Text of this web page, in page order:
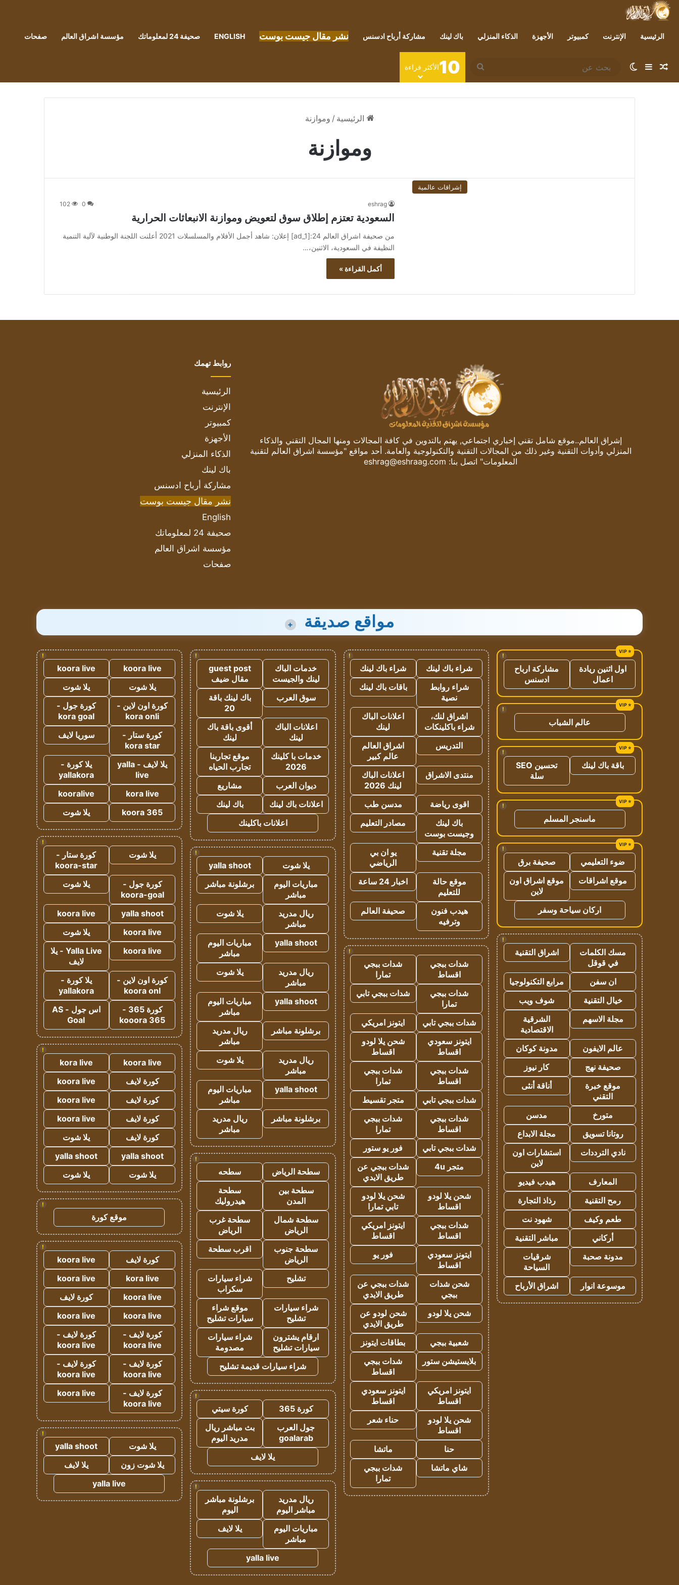
الرئيسية الإنترنت كمبيوتر الأجهزة الذكاء المنزلي باك لينك مشاركة أرباح ادسنس نشر مقال جيست بوست ENGLISH صحيفة 24 لمعلوماتك مؤسسة اشراق العالم صفحات
مقال عشوائي
إضافة عمود جانبي
الوضع المظلم
بحث
عن
10الأكثر قراءة
الرئيسية / وموازنة
وموازنة
إشراقات عالمية
eshrag
0
102
السعودية تعتزم إطلاق سوق لتعويض وموازنة الانبعاثات الحرارية
من صحيفة اشراق العالم 24:[ad_1] إعلان: شاهد أجمل الأفلام والمسلسلات 2021 أعلنت اللجنة الوطنية لآلية التنمية
النظيفة في السعودية، الاثنين،…
أكمل القراءة »
إشراق العالم..موقع شامل تقني إخباري اجتماعي, يهتم بالتدوين في كافة المجالات ومنها المجال التقني والذكاء
المنزلي وأدوات التقنية وغير ذلك من المجالات التقنية والتكنولوجية والعامة. أحد مواقع "مؤسسة اشراق العالم لتقنية
المعلومات" اتصل بنا: eshrag@eshraag.com
روابط تهمك
الرئيسية
الإنترنت
كمبيوتر
الأجهزة
الذكاء المنزلي
باك لينك
مشاركة أرباح ادسنس
نشر مقال جيست بوست
English
صحيفة 24 لمعلوماتك
مؤسسة اشراق العالم
صفحات
مواقع صديقة +
!
اول اثنين ريادة
اعمال
مشاركة ارباح
ادسنس
!
عالم الشباب
!
باقة باك لينك
تحسين SEO
سلة
!
ماسنجر المسلم
!
ضوء التعليمي
صحيفة برق
موقع اشراقات
موقع اشراق اون
لاين
اركان سياحة وسفر
!
مسك الكلمات
في قوقل
اشراق التقنية
ان سفن
مرابع التكنولوجيا
خيال التقنية
شوف ويب
مجلة الاسهم
الشرقية
الاقتصادية
عالم الايفون
مدونة كوكان
صحيفة نهج
كار نيوز
موقع خبرة
التقني
أناقة أنثى
متورخ
مدسن
روتانا تسويق
مجلة الابداع
نادي الترددات
استشارات اون
لاين
المعارف
هيدب فيديو
رمح التقنية
رذاذ التجارة
طعم وكيف
شهود نت
أركاني
مباشر التقنية
مدونة صحبة
شرقيات
السياحة
موسوعة انوار
اشراق الأرباح
!
شراء باك لينك
شراء باك لينك
شراء روابط
نصية
باقات باك لينك
اشراق لنك،
شراء باكلينكات
اعلانات الباك
لينك
التدريس
اشراق العالم
عالم كبير
منتدى الاشراق
اعلانات الباك
لينك 2026
اقوى رياضة
مدسن طب
باك لينك
وجيست بوست
مصادر التعليم
مجلة تقنية
يو ان بي
الرياضي
موقع حالة
للتعليم
اخبار 24 ساعة
هيدب فنون
وترفيه
صحيفة العالم
!
شدات ببجي
اقساط
شدات ببجي
تمارا
شدات ببجي
تمارا
شدات ببجي تابي
شدات ببجي تابي
ايتونز امريكي
ايتونز سعودي
اقساط
شحن يلا لودو
اقساط
شدات ببجي
اقساط
شدات ببجي
تمارا
شدات ببجي تابي
متجر تقسيط
شدات ببجي
اقساط
شدات ببجي
تمارا
شدات ببجي تابي
فور يو ستور
متجر 4u
شدات ببجي عن
طريق الايدي
شحن يلا لودو
اقساط
شحن يلا لودو
تابي تمارا
شدات ببجي
اقساط
ايتونز امريكي
اقساط
ايتونز سعودي
اقساط
فور يو
شحن شدات
ببجي
شدات ببجي عن
طريق الايدي
شحن يلا لودو
شحن لودو عن
طريق الايدي
شعبية ببجي
بطاقات ايتونز
بلايستيشن ستور
شدات ببجي
اقساط
ايتونز امريكي
اقساط
ايتونز سعودي
اقساط
شحن يلا لودو
اقساط
حناء شعر
حنا
ماتشا
شاي ماتشا
شدات ببجي
تمارا
!
خدمات الباك
لينك والجيست
guest post
مقال ضيف
سوق العرب
باك لينك باقة
20
اعلانات الباك
لينك
أقوى باقة باك
لينك
خدمات با كلينك
2026
موقع تجاربنا
تجارب الحياه
ديوان العرب
مشاريع
اعلانات باك لينك
باك لينك
اعلانات باكلينك
!
يلا شوت
yalla shoot
مباريات اليوم
مباشر
برشلونة مباشر
ريال مدريد
مباشر
يلا شوت
yalla shoot
مباريات اليوم
مباشر
ريال مدريد
مباشر
يلا شوت
yalla shoot
مباريات اليوم
مباشر
برشلونة مباشر
ريال مدريد
مباشر
ريال مدريد
مباشر
يلا شوت
yalla shoot
مباريات اليوم
مباشر
برشلونة مباشر
ريال مدريد
مباشر
!
سطحة الرياض
سطحه
سطحة بين
المدن
سطحة
هيدروليك
سطحة شمال
الرياض
سطحة غرب
الرياض
سطحة جنوب
الرياض
اقرب سطحة
تشليح
شراء سيارات
سكراب
شراء سيارات
تشليح
موقع شراء
سيارات تشليح
ارقام يشترون
سيارات تشليح
شراء سيارات
مصدومة
شراء سيارات قديمة تشليح
!
كورة 365
كورة سيتي
جول العرب
goalarab
بث مباشر ريال
مدريد اليوم
يلا لايف
!
ريال مدريد
مباشر اليوم
برشلونة مباشر
اليوم
مباريات اليوم
مباشر
يلا لايف
yalla live
!
koora live
koora live
يلا شوت
يلا شوت
كورة اون لاين -
kora onli
كورة جول -
kora goal
كورة ستار -
kora star
سوريا لايف
يلا لايف - yalla
live
يلا كورة -
yallakora
kora live
kooralive
koora 365
يلا شوت
!
يلا شوت
كورة ستار -
koora-star
كورة جول -
koora-goal
يلا شوت
yalla shoot
koora live
koora live
يلا شوت
koora live
Yalla Live - يلا
لايف
كورة اون لاين -
koora onl
يلا كورة -
yallakora
كورة 365 -
kooora 365
اس جول - AS
Goal
!
koora live
kora live
كورة لايف
koora live
كورة لايف
koora live
كورة لايف
koora live
كورة لايف
يلا شوت
yalla shoot
yalla shoot
يلا شوت
يلا شوت
!
موقع كورة
!
كورة لايف
koora live
kora live
koora live
koora live
كورة لايف
koora live
koora live
كورة لايف -
koora live
كورة لايف -
koora live
كورة لايف -
koora live
كورة لايف -
koora live
كورة لايف -
koora live
koora live
!
يلا شوت
yalla shoot
يلا شوت زون
يلا لايف
yalla live